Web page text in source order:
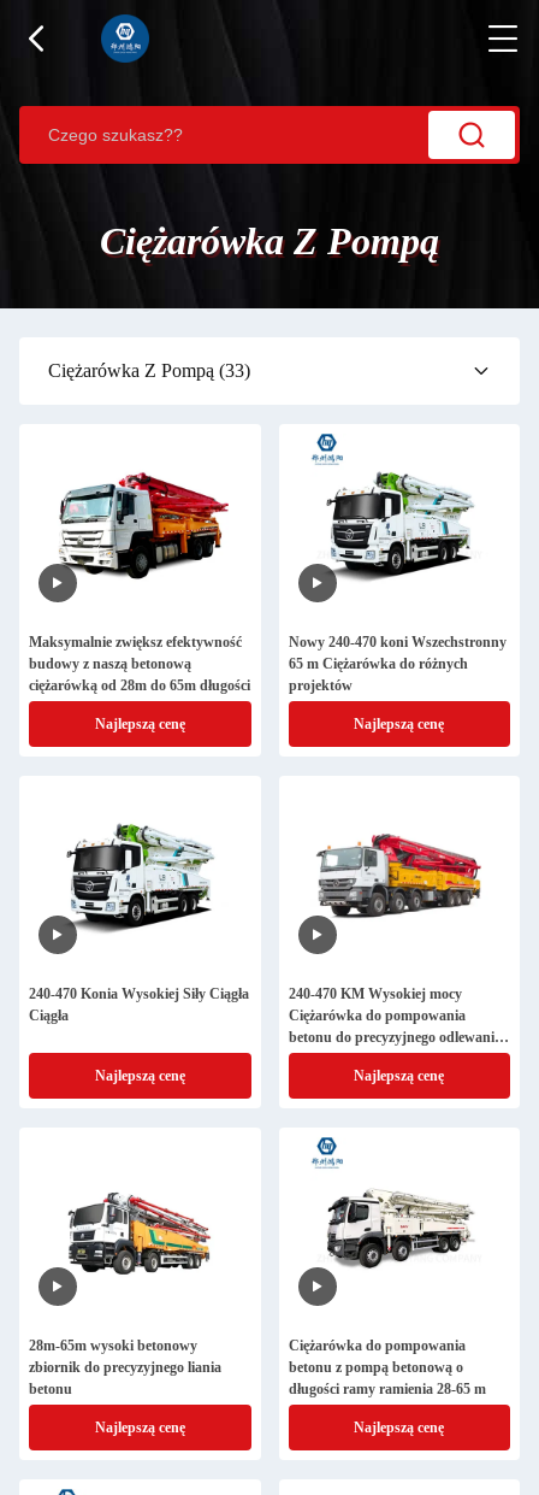
Ciężarówka Z Pompą
Ciężarówka Z Pompą (33)
Maksymalnie zwiększ efektywność
budowy z naszą betonową
ciężarówką od 28m do 65m długości
Najlepszą cenę
Nowy 240-470 koni Wszechstronny
65 m Ciężarówka do różnych
projektów
Najlepszą cenę
240-470 Konia Wysokiej Siły Ciągła
Ciągła
Najlepszą cenę
240-470 KM Wysokiej mocy
Ciężarówka do pompowania
betonu do precyzyjnego odlewania
betonu z ramieniem 28-65m
Najlepszą cenę
28m-65m wysoki betonowy
zbiornik do precyzyjnego liania
betonu
Najlepszą cenę
Ciężarówka do pompowania
betonu z pompą betonową o
długości ramy ramienia 28-65 m
Najlepszą cenę